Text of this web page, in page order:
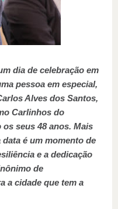
dia de celebração em
pessoa em especial,
Alves dos Santos,
Carlinhos do
seus 48 anos. Mais
é um momento de
e a dedicação
de
a cidade que tem a